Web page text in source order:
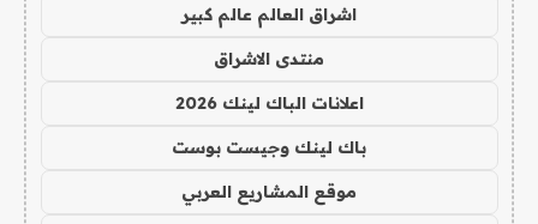
اشراق العالم عالم كبير
منتدى الاشراق
اعلانات الباك لينك 2026
باك لينك وجيست بوست
موقع المشاريع العربي